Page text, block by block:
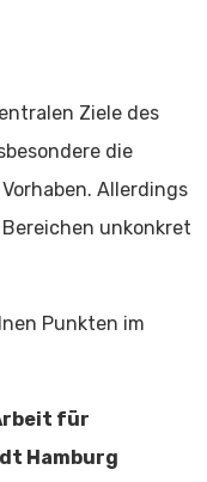
Ziele des
die
Allerdings
unkonkret
Punkten im
für
Hamburg